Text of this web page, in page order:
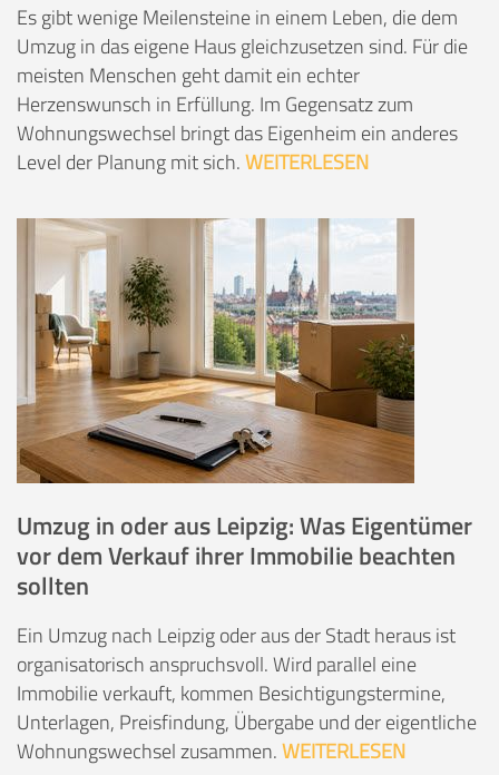
Es gibt wenige Meilensteine in einem Leben, die dem
Umzug in das eigene Haus gleichzusetzen sind. Für die
meisten Menschen geht damit ein echter
Herzenswunsch in Erfüllung. Im Gegensatz zum
Wohnungswechsel bringt das Eigenheim ein anderes
Level der Planung mit sich.WEITERLESEN
Umzug in oder aus Leipzig: Was Eigentümer
vor dem Verkauf ihrer Immobilie beachten
sollten
Ein Umzug nach Leipzig oder aus der Stadt heraus ist
organisatorisch anspruchsvoll. Wird parallel eine
Immobilie verkauft, kommen Besichtigungstermine,
Unterlagen, Preisfindung, Übergabe und der eigentliche
Wohnungswechsel zusammen.WEITERLESEN